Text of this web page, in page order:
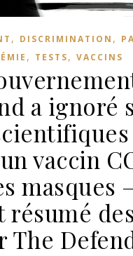
, DISCRIMINATION ,
, TESTS, VACCINS
a ignoré
vaccin
masques –
résumé
The